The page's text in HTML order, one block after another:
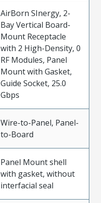
AirBorn SInergy, 2-
Bay Vertical Board-
Mount Receptacle
with 2 High-Density, 0
RF Modules, Panel
Mount with Gasket,
Guide Socket, 25.0
Gbps
Wire-to-Panel, Panel-
to-Board
Panel Mount shell
with gasket, without
interfacial seal